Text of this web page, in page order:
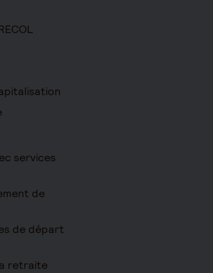
services
de
de départ
retraite